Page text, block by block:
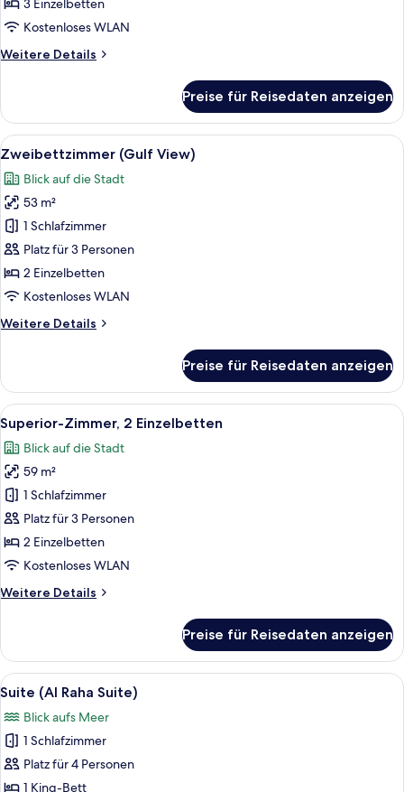
anzeigen
Kostenloses WLAN
Weitere Details
Weitere
Zweibettzimmer
(Gulf
View)
Preise für Reisedaten anzeigen
Alle
Fotos
für
Zweibettzimmer
(Gulf
View)
anzeigen
Ein Hotelzimmer mit zwei Betten,
4
Zweibettzimmer (Gulf View)
Blick auf die Stadt
53 m²
1 Schlafzimmer
Platz für 3 Personen
2 Einzelbetten
Kostenloses WLAN
Weitere Details
Weitere
(Gulf
View)
Preise für Reisedaten anzeigen
Alle
Fotos
für
Superior-
Zimmer,
2 Einzelbetten
anzeigen
Ein Hotelzimmer mit zwei Betten,
2
Superior-Zimmer, 2 Einzelbetten
Blick auf die Stadt
59 m²
1 Schlafzimmer
Platz für 3 Personen
2 Einzelbetten
Kostenloses WLAN
Weitere Details
Weitere
Zimmer,
2 Einzelbetten
Preise für Reisedaten anzeigen
Alle
Fotos
für
Suite
(Al
Raha
Ein Hotelzimmer mit Bett,
6
Suite (Al Raha Suite)
Blick aufs Meer
1 Schlafzimmer
Platz für 4 Personen
1 King-Bett